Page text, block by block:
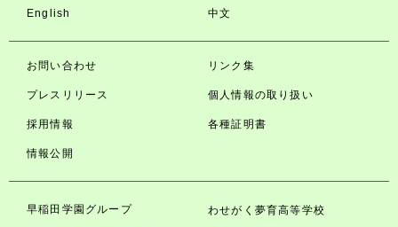
English 中文
お問い合わせ リンク集
プレスリリース 個人情報の取り扱い
採用情報 各種証明書
情報公開
早稲田学園グループ わせがく夢育高等学校